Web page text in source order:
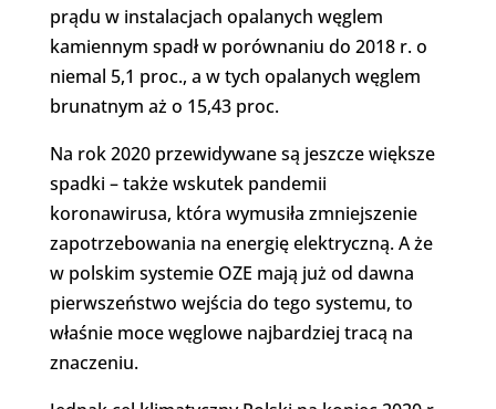
prądu w instalacjach opalanych węglem
kamiennym spadł w porównaniu do 2018 r. o
niemal 5,1 proc., a w tych opalanych węglem
brunatnym aż o 15,43 proc.
Na rok 2020 przewidywane są jeszcze większe
spadki – także wskutek pandemii
koronawirusa, która wymusiła zmniejszenie
zapotrzebowania na energię elektryczną. A że
w polskim systemie OZE mają już od dawna
pierwszeństwo wejścia do tego systemu, to
właśnie moce węglowe najbardziej tracą na
znaczeniu.